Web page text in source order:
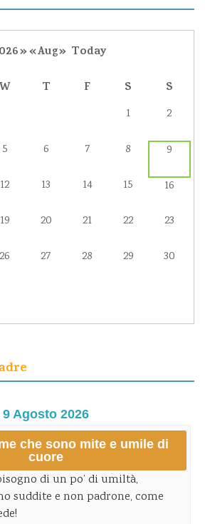
»«Aug» Today
W T F S S
1 2
5 6 7 8 9
12 13 14 15 16
19 20 21 22 23
26 27 28 29 30
9 Agosto 2026
che sono mite e umile di
cuore
di un po’ di umiltà,
suddite e non padrone, come